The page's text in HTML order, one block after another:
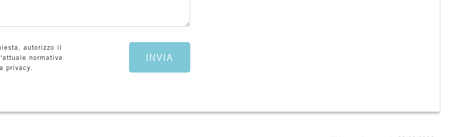
autorizzo il
normativa
privacy.
INVIA